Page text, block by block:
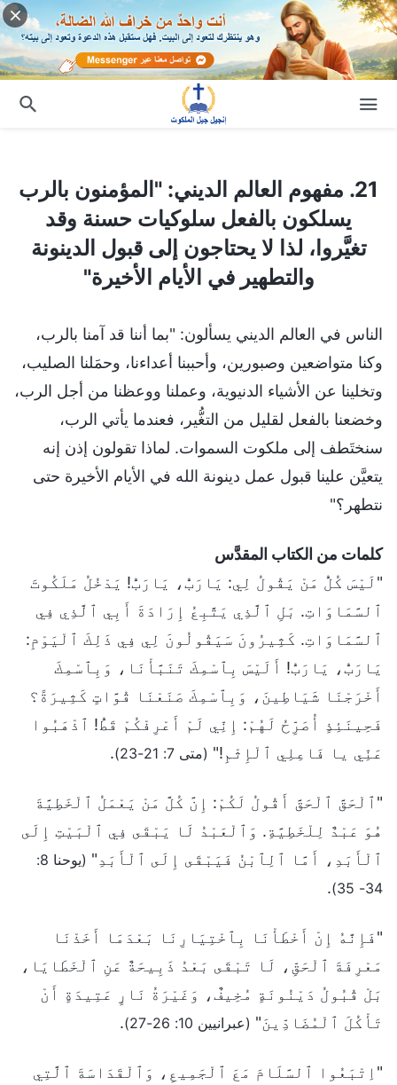
21. مفهوم العالم الديني: "المؤمنون بالرب
يسلكون بالفعل سلوكيات حسنة وقد
تغيَّروا، لذا لا يحتاجون إلى قبول الدينونة
والتطهير في الأيام الأخيرة"
الناس في العالم الديني يسألون: "بما أننا قد آمنا بالرب،
وكنا متواضعين وصبورين، وأحببنا أعداءنا، وحمَلنا الصليب،
وتخلينا عن الأشياء الدنيوية، وعملنا ووعظنا من أجل الرب،
وخضعنا بالفعل لقليل من التغُّير، فعندما يأتي الرب،
سنختَطف إلى ملكوت السموات. لماذا تقولون إذن إنه
يتعيَّن علينا قبول عمل دينونة الله في الأيام الأخيرة حتى
نتطهر؟"
كلمات من الكتاب المقدَّس
"لَيْسَ كُلُّ مَنْ يَقُولُ لِي: يَارَبُّ، يَارَبُّ! يَدْخُلُ مَلَكُوتَ
ٱلسَّمَاوَاتِ. بَلِ ٱلَّذِي يَتَّبِعُ إِرَادَةَ أَبِي ٱلَّذِي فِي
ٱلسَّمَاوَاتِ. كَثِيرُونَ سَيَقُولُونَ لِي فِي ذَلِكَ ٱلْيَوْمِ:
يَارَبُّ، يَارَبُّ! أَلَيْسَ بِٱسْمِكَ تَنَبَّأْنَا، وَبِٱسْمِكَ
أَخْرَجْنَا شَيَاطِينَ، وَبِٱسْمِكَ صَنَعْنَا قُوَّاتٍ كَثِيرَةً؟
فَحِينَئِذٍ أُصَرِّحُ لَهُمْ: إِنِّي لَمْ أَعْرِفْكُمْ قَطُّ! ٱذْهَبُوا
عَنِّي يا فَاعِلِي ٱلْإِثْمِ!" (متى 7: 21-23) .
"ٱلْحَقَّ ٱلْحَقَّ أَقُولُ لَكُمْ: إِنَّ كُلَّ مَنْ يَعْمَلُ ٱلْخَطِيَّةَ
هُوَ عَبْدٌ لِلْخَطِيَّةِ. وَٱلْعَبْدُ لَا يَبْقَى فِي ٱلْبَيْتِ إِلَى
ٱلْأَبَدِ، أَمَّا ٱلِٱبْنُ فَيَبْقَى إِلَى ٱلْأَبَدِ"
(يوحنا 8:
34- 35)
.
"فَإِنَّهُ إِنْ أَخْطَأْنَا بِٱخْتِيَارِنَا بَعْدَمَا أَخَذْنَا
مَعْرِفَةَ ٱلْحَقِّ، لَا تَبْقَى بَعْدُ ذَبِيحَةٌ عَنِ ٱلْخَطَايَا،
بَلْ قُبُولُ دَيْنُونَةٍ مُخِيفٌ، وَغَيْرَةُ نَارٍ عَتِيدَةٍ أَنْ
تَأْكُلَ ٱلْمُضَادِّينَ" (عبرانيين 10: 26-27) .
"اِتْبَعُوا ٱلسَّلَامَ مَعَ ٱلْجَمِيعِ، وَٱلْقَدَاسَةَ ٱلَّتِي